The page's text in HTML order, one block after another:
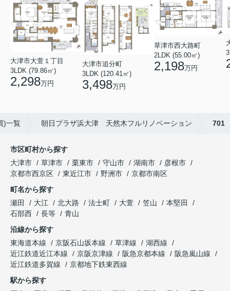
大津市大萱１丁目
3LDK (79.86㎡)
2,298万円
大津市追分町
3LDK (120.41㎡)
3,498万円
草津市西大路町
2LDK (55.00㎡)
2,198万円
)一覧 朝日プラザ浜大津 天然木フルリノベーション 701
市区町村から探す
大津市
草津市 栗東市 守山市 湖南市
彦根市
京都市西京区
東近江市 野洲市
京都市南区
町名から探す
瀬田
大江 北大路 法士町 大萱 笠山
本堅田
石部西
長等
青山
沿線から探す
東海道本線
京阪石山坂本線 草津線
湖西線
近江鉄道近江本線
京阪京津線 阪急京都本線
阪急嵐山線
近江鉄道多賀線
京都地下鉄東西線
駅から探す